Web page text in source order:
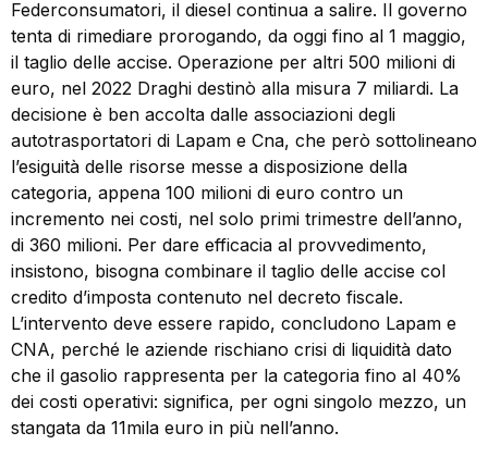
Federconsumatori, il diesel continua a salire. Il governo
tenta di rimediare prorogando, da oggi fino al 1 maggio,
il taglio delle accise. Operazione per altri 500 milioni di
euro, nel 2022 Draghi destinò alla misura 7 miliardi. La
decisione è ben accolta dalle associazioni degli
autotrasportatori di Lapam e Cna, che però sottolineano
l’esiguità delle risorse messe a disposizione della
categoria, appena 100 milioni di euro contro un
incremento nei costi, nel solo primi trimestre dell’anno,
di 360 milioni. Per dare efficacia al provvedimento,
insistono, bisogna combinare il taglio delle accise col
credito d’imposta contenuto nel decreto fiscale.
L’intervento deve essere rapido, concludono Lapam e
CNA, perché le aziende rischiano crisi di liquidità dato
che il gasolio rappresenta per la categoria fino al 40%
dei costi operativi: significa, per ogni singolo mezzo, un
stangata da 11mila euro in più nell’anno.